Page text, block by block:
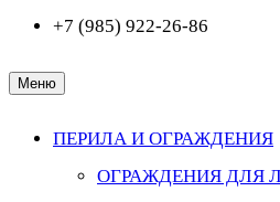
+7 (985) 922-26-86
Меню
ПЕРИЛА И ОГРАЖДЕНИЯ
ОГРАЖДЕНИЯ ДЛЯ